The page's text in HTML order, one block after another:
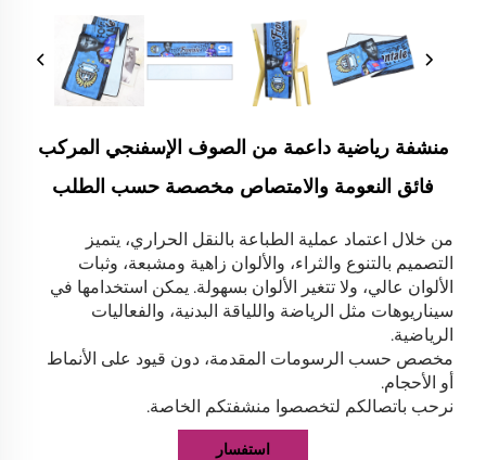
منشفة رياضية داعمة من الصوف الإسفنجي المركب
فائق النعومة والامتصاص مخصصة حسب الطلب
من خلال اعتماد عملية الطباعة بالنقل الحراري، يتميز
التصميم بالتنوع والثراء، والألوان زاهية ومشبعة، وثبات
الألوان عالي، ولا تتغير الألوان بسهولة. يمكن استخدامها في
سيناريوهات مثل الرياضة واللياقة البدنية، والفعاليات
الرياضية.
مخصص حسب الرسومات المقدمة، دون قيود على الأنماط
أو الأحجام.
نرحب باتصالكم لتخصصوا منشفتكم الخاصة.
استفسار